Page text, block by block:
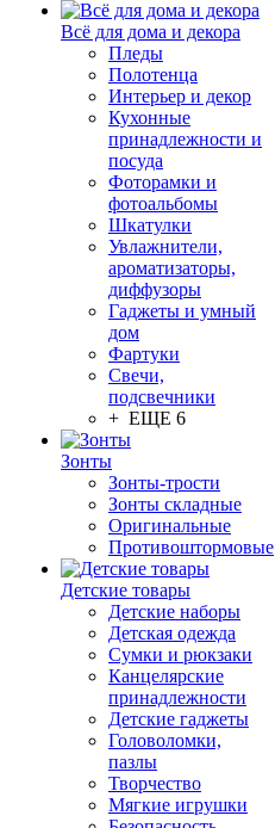
Всё для дома и декора
Пледы
Полотенца
Интерьер и декор
Кухонные
принадлежности и
посуда
Фоторамки и
фотоальбомы
Шкатулки
Увлажнители,
ароматизаторы,
диффузоры
Гаджеты и умный
дом
Фартуки
Свечи,
подсвечники
+ ЕЩЕ 6
Зонты
Зонты-трости
Зонты складные
Оригинальные
Противоштормовые
Детские товары
Детские наборы
Детская одежда
Сумки и рюкзаки
Канцелярские
принадлежности
Детские гаджеты
Головоломки,
пазлы
Творчество
Мягкие игрушки